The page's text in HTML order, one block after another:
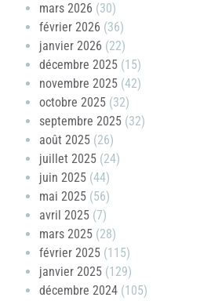
mars 2026 (30)
février 2026 (36)
janvier 2026 (22)
décembre 2025 (15)
novembre 2025 (42)
octobre 2025 (32)
septembre 2025 (32)
août 2025 (26)
juillet 2025 (24)
juin 2025 (44)
mai 2025 (56)
avril 2025 (7)
mars 2025 (28)
février 2025 (115)
janvier 2025 (129)
décembre 2024 (105)